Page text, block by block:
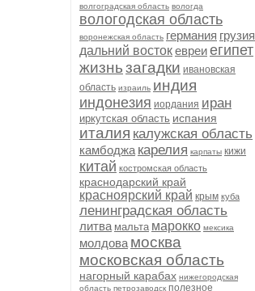
волгоградская область вологда
вологодская область
воронежская область германия грузия
дальний востокевреиегипет
жизньзагадки ивановская
область израиль индия
индонезия иордания иран
иркутская область испания
италия калужская область
камбоджа карелия карпаты кижи
китай костромская область
краснодарский край
красноярский край крым куба
ленинградская область
литва мальта марокко мексика
молдова москва
московская область
нагорный карабах нижегородская
область петрозаводск полезное